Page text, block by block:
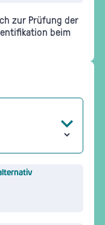
zur Prüfung der
beim